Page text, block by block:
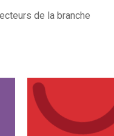
de la branche